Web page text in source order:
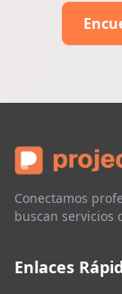
Conectamos
buscan
Enlaces